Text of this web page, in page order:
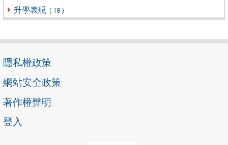
升學表現 ( 18 )
隱私權政策
網站安全政策
著作權聲明
登入